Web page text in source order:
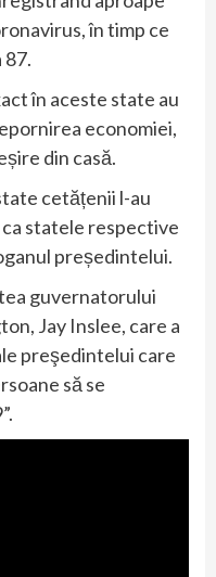
în timp ce
în aceste state au
economiei,
din casă.
cetățenii l-au
statele respective
președintelui.
guvernatorului
Jay Inslee, care a
preşedintelui care
să se